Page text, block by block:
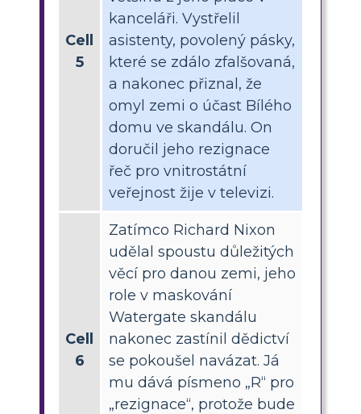
Cell
5
kanceláři. Vystřelil
asistenty, povolený pásky,
které se zdálo zfalšovaná,
a nakonec přiznal, že
omyl zemi o účast Bílého
domu ve skandálu. On
doručil jeho rezignace
řeč pro vnitrostátní
veřejnost žije v televizi.
Cell
6
Zatímco Richard Nixon
udělal spoustu důležitých
věcí pro danou zemi, jeho
role v maskování
Watergate skandálu
nakonec zastínil dědictví
se pokoušel navázat. Já
mu dává písmeno „R“ pro
„rezignace“, protože bude